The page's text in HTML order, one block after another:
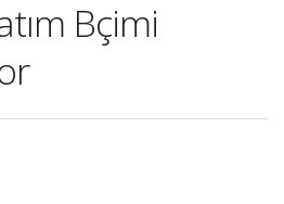
Bçimi